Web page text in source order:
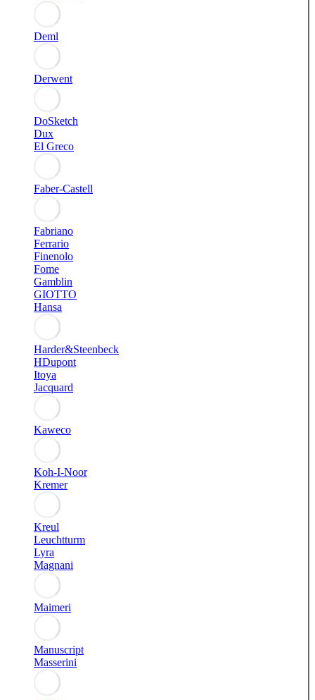
Deml
Derwent
DoSketch
Dux
El Greco
Faber-Castell
Fabriano
Ferrario
Finenolo
Fome
Gamblin
GIOTTO
Hansa
Harder&Steenbeck
HDupont
Itoya
Jacquard
Kaweco
Koh-I-Noor
Kremer
Kreul
Leuchtturm
Lyra
Magnani
Maimeri
Manuscript
Masserini